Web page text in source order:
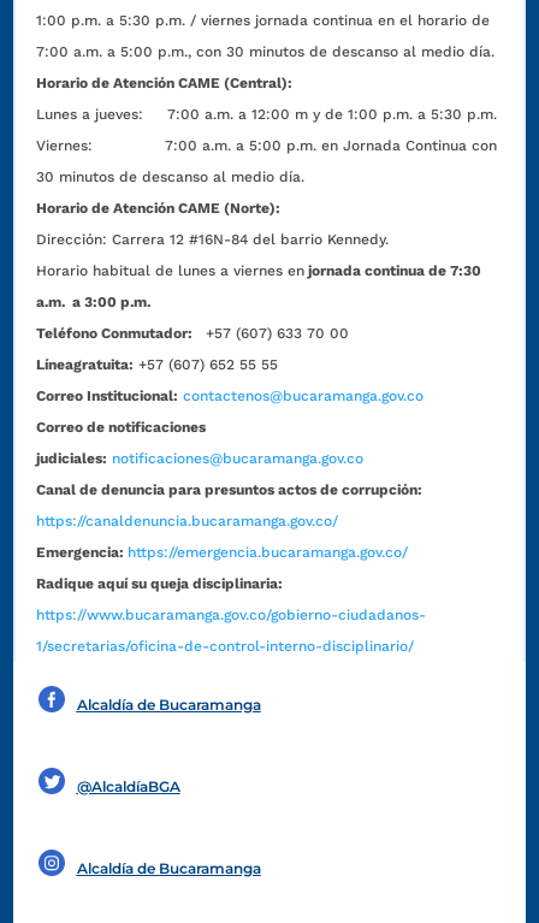
1:00 p.m. a 5:30 p.m. / viernes jornada continua en el horario de
7:00 a.m. a 5:00 p.m., con 30 minutos de descanso al medio día.
Horario de Atención CAME (Central):
Lunes a jueves: 7:00 a.m. a 12:00 m y de 1:00 p.m. a 5:30 p.m.
Viernes: 7:00 a.m. a 5:00 p.m. en Jornada Continua con
30 minutos de descanso al medio día.
Horario de Atención CAME (Norte):
Dirección:Carrera 12 #16N-84 del barrio Kennedy.
Horario habitual de lunes a viernes en jornada continua de 7:30
a.m. a 3:00 p.m.
Teléfono Conmutador:
+57 (607) 633 70 00
Líneagratuita: +57 (607) 652 55 55
Correo Institucional: contactenos@bucaramanga.gov.co
Correo de notificaciones
judiciales: notificaciones@bucaramanga.gov.co
Canal de denuncia para presuntos actos de corrupción:
https://canaldenuncia.bucaramanga.gov.co/
Emergencia: https://emergencia.bucaramanga.gov.co/
Radique aquí su queja disciplinaria:
https://www.bucaramanga.gov.co/gobierno-ciudadanos-
1/secretarias/oficina-de-control-interno-disciplinario/
Alcaldía de Bucaramanga
@AlcaldíaBGA
Alcaldía de Bucaramanga